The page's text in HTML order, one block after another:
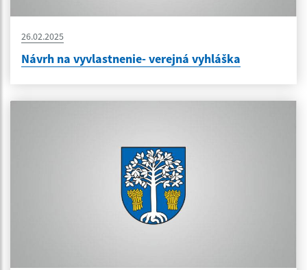
26.02.2025
Návrh na vyvlastnenie- verejná vyhláška